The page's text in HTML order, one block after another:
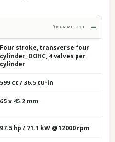
9 параметров
Four stroke, transverse four
cylinder, DOHC, 4 valves per
cylinder
599 cc / 36.5 cu-in
65 x 45.2 mm
97.5 hp / 71.1 kW @ 12000 rpm